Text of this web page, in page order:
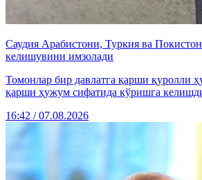
Саудия Арабистони, Туркия ва
келишувини имзолади
Томонлар бир давлатга қарши қуролли
қарши ҳужум сифатида кўришга
16:42 / 07.08.2026